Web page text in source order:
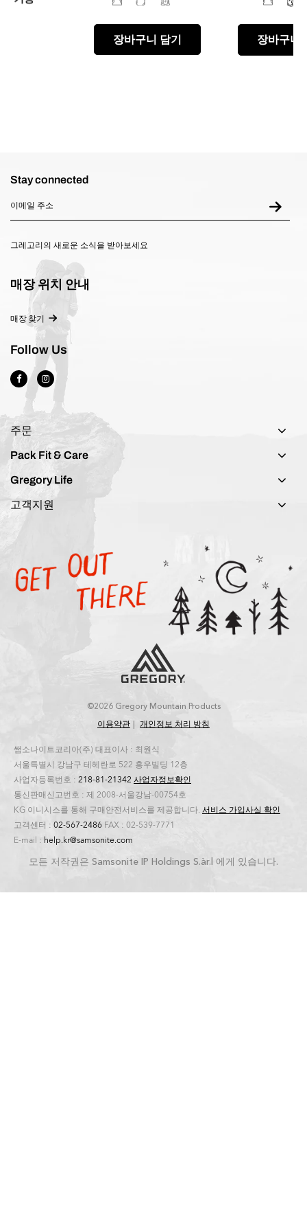
장바구니 담기 장바구니
Stay connected
그레고리의 새로운 소식을 받아보세요
매장 위치 안내
매장 찾기
Follow Us
주문
Pack Fit & Care
Gregory Life
고객지원
©2026 Gregory Mountain Products
이용약관
개인정보 처리 방침
쌤소나이트코리아(주) 대표이사 : 최원식
서울특별시 강남구 테헤란로 522 홍우빌딩 12층
사업자등록번호 : 218-81-21342 사업자정보확인
통신판매신고번호 : 제 2008-서울강남-00754호
KG 이니시스를 통해 구매안전서비스를 제공합니다. 서비스 가입사실 확인
고객센터 : 02-567-2486 FAX : 02-539-7771
E-mail : help.kr@samsonite.com
모든 저작권은 Samsonite IP Holdings S.àr.l 에게 있습니다.